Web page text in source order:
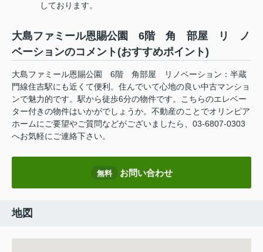
しております。
大島ファミール恩賜公園 6階 角 部屋 リ ノ
ベーションのコメント(おすすめポイント)
大島ファミール恩賜公園 6階 角部屋 リノベーション：半蔵
門線住吉駅にも近くて便利。住んでいて心地の良い中古マンショ
ンで魅力的です。駅から徒歩6分の物件です。こちらのエレベー
ター付きの物件はいかがでしょうか。不動産のことでオリンピア
ホームにご要望やご質問などがございましたら、03-6807-0303
へお気軽にご連絡下さい。
無料 お問い合わせ
地図